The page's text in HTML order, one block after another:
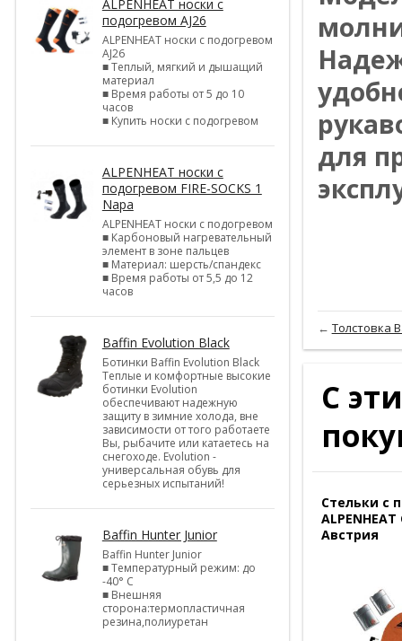
ALPENHEAT носки с
подогревом AJ26
ALPENHEAT носки с подогревом
AJ26
■ Теплый, мягкий и дышащий
материал
■ Время работы от 5 до 10
часов
■ Купить носки с подогревом
ALPENHEAT носки с
подогревом FIRE-SOCKS 1
Napa
ALPENHEAT носки с подогревом
■ Карбоновый нагревательный
элемент в зоне пальцев
■ Материал: шерсть/спандекс
■ Время работы от 5,5 до 12
часов
Baffin Evolution Black
Ботинки Baffin Evolution Black
Теплые и комфортные высокие
ботинки Evolution
обеспечивают надежную
защиту в зимние холода, вне
зависимости от того работаете
Вы, рыбачите или катаетесь на
снегоходе. Evolution -
универсальная обувь для
серьезных испытаний!
Baffin Hunter Junior
Baffin Hunter Junior
■ Температурный режим: до
-40° С
■ Внешняя
сторона:термопластичная
резина,полиуретан
для
← Толстовка
С
Стельки с
Австрия